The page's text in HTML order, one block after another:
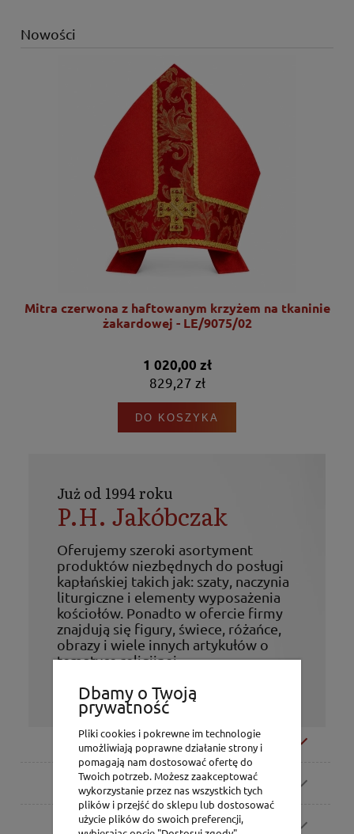
Nowości
Mitra czerwona z haftowanym krzyżem na tkaninie
żakardowej - LE/9075/02
1 020,00 zł
829,27 zł
DO KOSZYKA
Już od 1994 roku
P.H. Jakóbczak
Oferujemy szeroki asortyment
produktów niezbędnych do posługi
kapłańskiej takich jak: szaty, naczynia
liturgiczne i elementy wyposażenia
kościołów. Ponadto w ofercie firmy
znajdują się figury, świece, różańce,
obrazy i wiele innych artykułów o
tematyce religijnej.
Moje konto
Zamówienia
Pomoc
Dbamy o Twoją
prywatność
Pliki cookies i pokrewne im technologie
umożliwiają poprawne działanie strony i
pomagają nam dostosować ofertę do
Twoich potrzeb. Możesz zaakceptować
wykorzystanie przez nas wszystkich tych
plików i przejść do sklepu lub dostosować
użycie plików do swoich preferencji,